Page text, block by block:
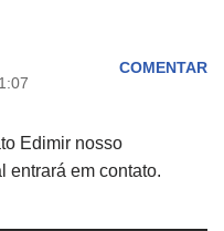
COMENTAR
Edimir nosso
entrará em contato.